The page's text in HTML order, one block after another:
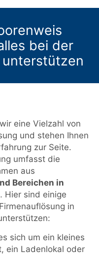
bei der
eine Vielzahl von
und stehen Ihnen
zur Seite.
umfasst die
aus
Bereichen in
. Hier sind einige
in
sich um ein kleines
ein Ladenlokal oder